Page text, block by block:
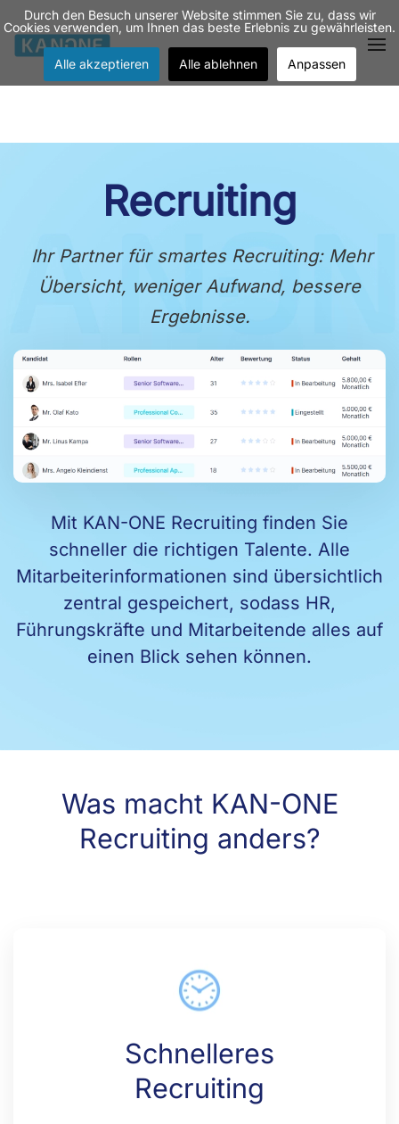
Zum Hauptinhalt springen
Recruiting
Ihr Partner für smartes Recruiting: Mehr
Übersicht, weniger Aufwand, bessere
Ergebnisse.
Mit KAN-ONE Recruiting finden Sie
schneller die richtigen Talente. Alle
Mitarbeiterinformationen sind übersichtlich
zentral gespeichert, sodass HR,
Führungskräfte und Mitarbeitende alles auf
einen Blick sehen können.
Was macht KAN-ONE
Recruiting anders?
Schnelleres
Recruiting
Durch den Besuch unserer Website stimmen Sie zu, dass wir
Cookies verwenden, um Ihnen das beste Erlebnis zu gewährleisten.
Alle akzeptieren Alle ablehnen Anpassen